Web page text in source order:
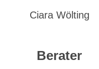
Ciara Wölting
Berater